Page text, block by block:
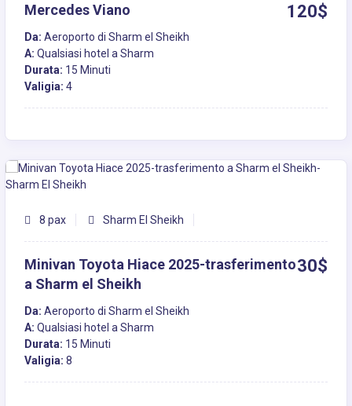
Mercedes Viano 120$
Da: Aeroporto di Sharm el Sheikh
A: Qualsiasi hotel a Sharm
Durata: 15 Minuti
Valigia: 4
8 pax Sharm El Sheikh
Minivan Toyota Hiace 2025-trasferimento
a Sharm el Sheikh
30$
Da: Aeroporto di Sharm el Sheikh
A: Qualsiasi hotel a Sharm
Durata: 15 Minuti
Valigia: 8